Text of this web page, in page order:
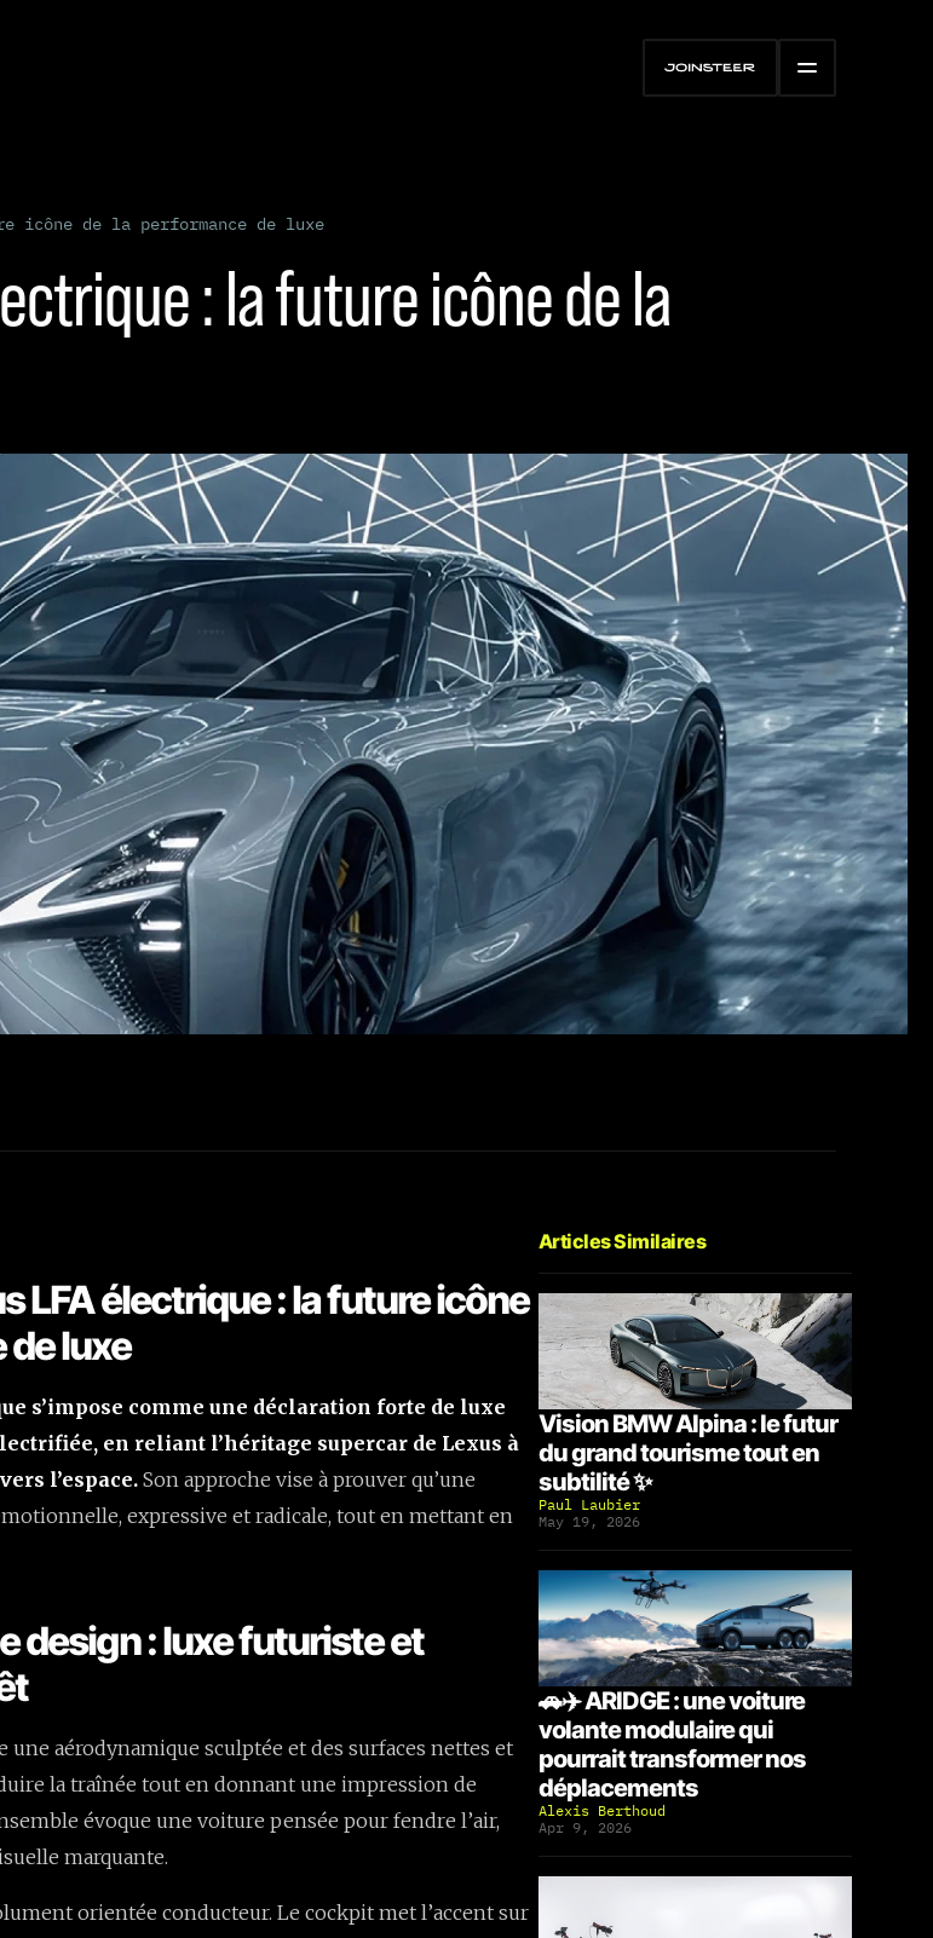
icône de la performance de luxe
: la future icône de la
LFA électrique : la future icône
de luxe
s’impose comme une déclaration forte de luxe
en reliant l’héritage supercar de Lexus à
l’espace.Son approche vise à prouver qu’une
expressive et radicale, tout en mettant en
design : luxe futuriste et
une aérodynamique sculptée et des surfaces nettes et
la traînée tout en donnant une impression de
évoque une voiture pensée pour fendre l’air,
marquante.
orientée conducteur. Le cockpit met l’accent sur
Articles Similaires
Vision BMW Alpina : le futur
du grand tourisme tout en
subtilité ✨
Paul Laubier
May 19, 2026
🚗✈️ ARIDGE : une voiture
volante modulaire qui
pourrait transformer nos
déplacements
Alexis Berthoud
Apr 9, 2026